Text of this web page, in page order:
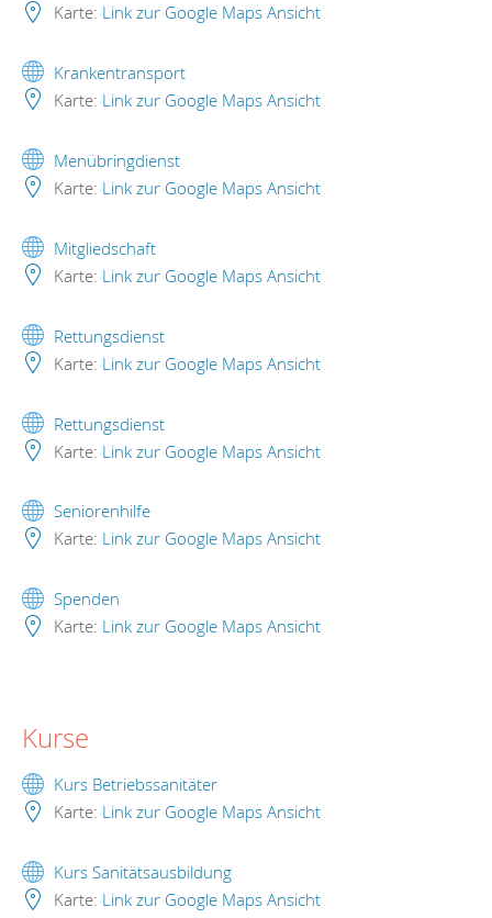
Karte: Link zur Google Maps Ansicht
Krankentransport
Karte: Link zur Google Maps Ansicht
Menübringdienst
Karte: Link zur Google Maps Ansicht
Mitgliedschaft
Karte: Link zur Google Maps Ansicht
Rettungsdienst
Karte: Link zur Google Maps Ansicht
Rettungsdienst
Karte: Link zur Google Maps Ansicht
Seniorenhilfe
Karte: Link zur Google Maps Ansicht
Spenden
Karte: Link zur Google Maps Ansicht
Kurse
Kurs Betriebssanitäter
Karte: Link zur Google Maps Ansicht
Kurs Sanitätsausbildung
Karte: Link zur Google Maps Ansicht